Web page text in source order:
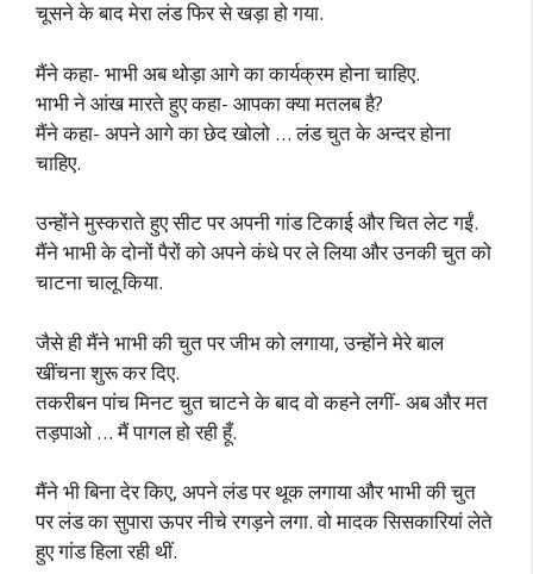
चूसने के बाद मेरा लंड फिर से खड़ा हो गया.
मैंने कहा- भाभी अब थोड़ा आगे का कार्यक्रम होना चाहिए.
भाभी ने आंख मारते हुए कहा- आपका क्या मतलब है?
मैंने कहा- अपने आगे का छेद खोलो … लंड चुत के अन्दर होना
चाहिए.
उन्होंने मुस्कराते हुए सीट पर अपनी गांड टिकाई और चित लेट गईं.
मैंने भाभी के दोनों पैरों को अपने कंधे पर ले लिया और उनकी चुत को
चाटना चालू किया.
जैसे ही मैंने भाभी की चुत पर जीभ को लगाया, उन्होंने मेरे बाल
खींचना शुरू कर दिए.
तकरीबन पांच मिनट चुत चाटने के बाद वो कहने लगीं- अब और मत
तड़पाओ … मैं पागल हो रही हूँ.
मैंने भी बिना देर किए, अपने लंड पर थूक लगाया और भाभी की चुत
पर लंड का सुपारा ऊपर नीचे रगड़ने लगा. वो मादक सिसकारियां लेते
हुए गांड हिला रही थीं.